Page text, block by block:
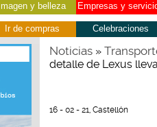
Imagen y belleza Empresas y
Ir de compras Celebraciones
Noticias»
detalle de Lexus
16 - 02 - 21, Castellón